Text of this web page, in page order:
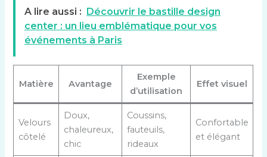
A lire aussi : Découvrir le bastille design
center : un lieu emblématique pour vos
événements à Paris
Matière Avantage
Exemple
d’utilisation
Effet visuel
Velours
côtelé
Doux,
chaleureux,
chic
Coussins,
fauteuils,
rideaux
Confortable
et élégant